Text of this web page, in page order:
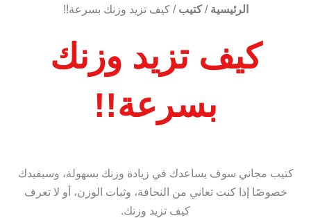
الرئيسية /كتيب / كيف تزيد وزنك بسرعة!!
كيف تزيد وزنك
بسرعة!!
كتيب مجاني سوف يساعدك في زيادة وزنك بسهولة، وسيفيدك
خصوصًا إذا كنت تعاني من النحافة، وثبات الوزن، أو لا تعرف
كيف تزيد وزنك.